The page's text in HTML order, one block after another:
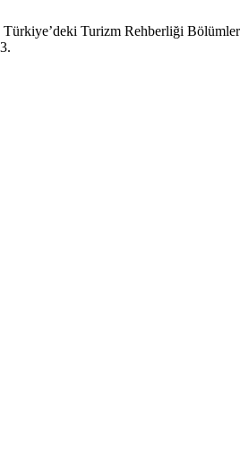
Turizm Rehberliği